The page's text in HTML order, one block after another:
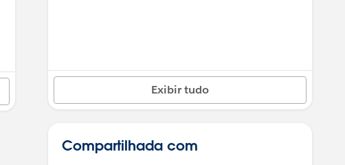
Exibir tudo
Compartilhada com